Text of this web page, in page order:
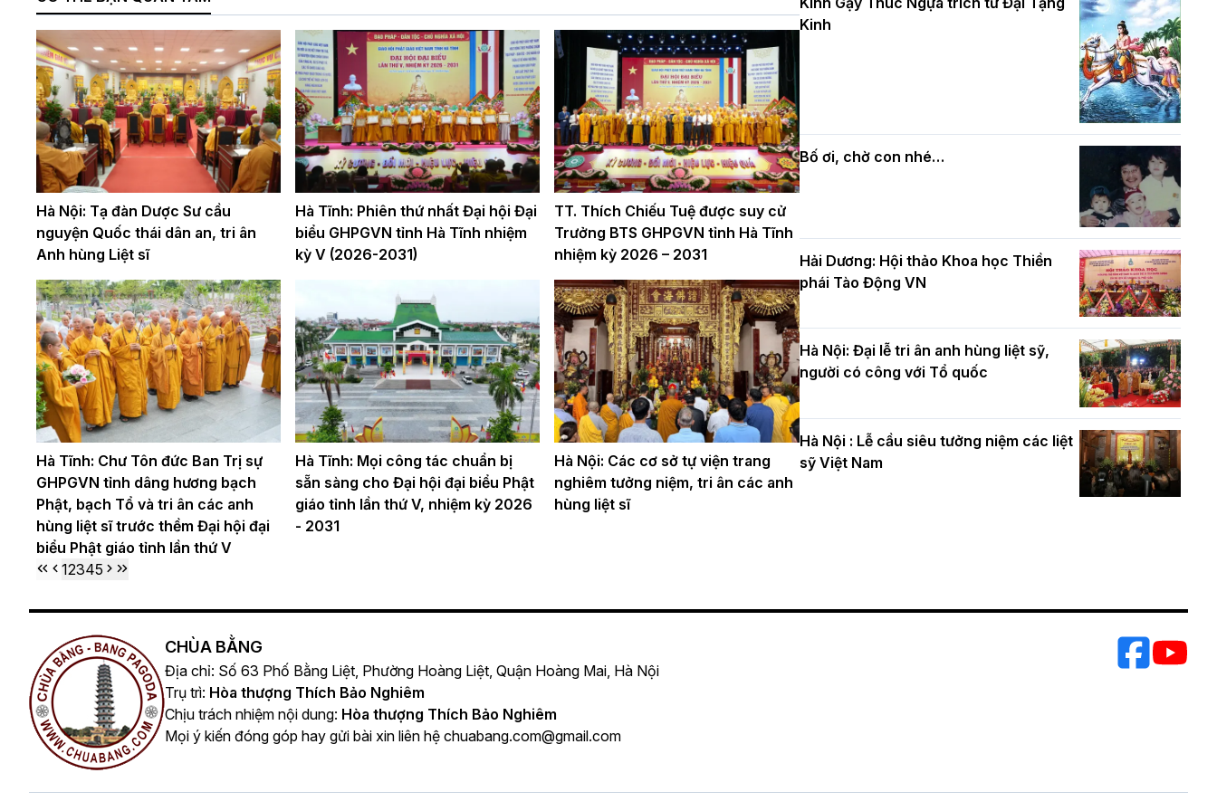
Hà Nội: Tạ đàn Dược Sư cầu
nguyện Quốc thái dân an, tri ân
Anh hùng Liệt sĩ
Hà Tĩnh: Phiên thứ nhất Đại hội Đại
biểu GHPGVN tỉnh Hà Tĩnh nhiệm
kỳ V (2026-2031)
TT. Thích Chiếu Tuệ được suy cử
Trưởng BTS GHPGVN tỉnh Hà Tĩnh
nhiệm kỳ 2026 – 2031
Hà Tĩnh: Chư Tôn đức Ban Trị sự
GHPGVN tỉnh dâng hương bạch
Phật, bạch Tổ và tri ân các anh
hùng liệt sĩ trước thềm Đại hội đại
biểu Phật giáo tỉnh lần thứ V
Hà Tĩnh: Mọi công tác chuẩn bị
sẵn sàng cho Đại hội đại biểu Phật
giáo tỉnh lần thứ V, nhiệm kỳ 2026
- 2031
Hà Nội: Các cơ sở tự viện trang
nghiêm tưởng niệm, tri ân các anh
hùng liệt sĩ
12345
kính mừng Đại lễ Phật đản PL.2570 –
DL.2026
nhân mùa Phật đản PL.2570
Phật giáo chính tín Phần 7: Luật nhân
quả
Kinh
Bố ơi, chờ con nhé…
Hải Dương: Hội thảo Khoa học Thiền
phái Tào Động VN
Hà Nội: Đại lễ tri ân anh hùng liệt sỹ,
người có công với Tổ quốc
Hà Nội : Lễ cầu siêu tưởng niệm các liệt
sỹ Việt Nam
CHÙA BẰNG
Địa chỉ: Số 63 Phố Bằng Liệt, Phường Hoàng Liệt, Quận Hoàng Mai, Hà Nội
Trụ trì: Hòa thượng Thích Bảo Nghiêm
Chịu trách nhiệm nội dung: Hòa thượng Thích Bảo Nghiêm
Mọi ý kiến đóng góp hay gửi bài xin liên hệ chuabang.com@gmail.com